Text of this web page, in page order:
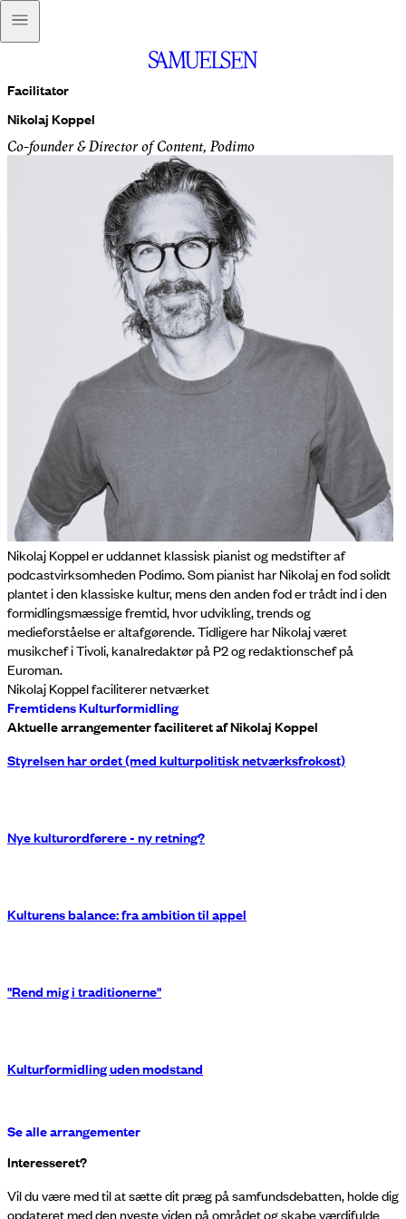
Facilitator
Nikolaj Koppel
Co-founder & Director of Content, Podimo
Nikolaj Koppel er uddannet klassisk pianist og medstifter af
podcastvirksomheden Podimo. Som pianist har Nikolaj en fod solidt
plantet i den klassiske kultur, mens den anden fod er trådt ind i den
formidlingsmæssige fremtid, hvor udvikling, trends og
medieforståelse er altafgørende. Tidligere har Nikolaj været
musikchef i Tivoli, kanalredaktør på P2 og redaktionschef på
Euroman.
Nikolaj Koppel faciliterer netværket
Fremtidens Kulturformidling
Aktuelle arrangementer faciliteret af Nikolaj Koppel
Styrelsen har ordet (med kulturpolitisk netværksfrokost)
Nye kulturordførere - ny retning?
Kulturens balance: fra ambition til appel
"Rend mig i traditionerne"
Kulturformidling uden modstand
Se alle arrangementer
Interesseret?
Vil du være med til at sætte dit præg på samfundsdebatten, holde dig
opdateret med den nyeste viden på området og skabe værdifulde